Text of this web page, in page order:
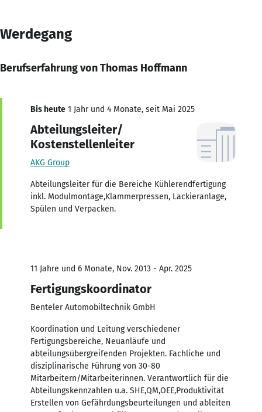
Werdegang
Berufserfahrung von Thomas Hoffmann
Bis heute 1 Jahr und 4 Monate, seit Mai 2025
Abteilungsleiter/
Kostenstellenleiter
AKG Group
Abteilungsleiter für die Bereiche Kühlerendfertigung
inkl. Modulmontage,Klammerpressen, Lackieranlage,
Spülen und Verpacken.
11 Jahre und 6 Monate, Nov. 2013 - Apr. 2025
Fertigungskoordinator
Benteler Automobiltechnik GmbH
Koordination und Leitung verschiedener
Fertigungsbereiche, Neuanläufe und
abteilungsübergreifenden Projekten. Fachliche und
disziplinarische Führung von 30-80
Mitarbeitern/Mitarbeiterinnen. Verantwortlich für die
Abteilungskennzahlen u.a. SHE,QM,OEE,Produktivität
Erstellen von Gefährdungsbeurteilungen und ableiten